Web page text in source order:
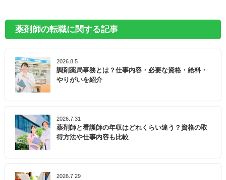
薬剤師の転職に関する記事
2026.8.5
調剤薬局事務とは？仕事内容・必要な資格・給料・
やりがいを紹介
2026.7.31
薬剤師と看護師の年収はどれくらい違う？資格の取
得方法や仕事内容も比較
2026.7.29